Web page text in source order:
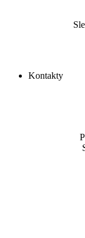
Kontakty